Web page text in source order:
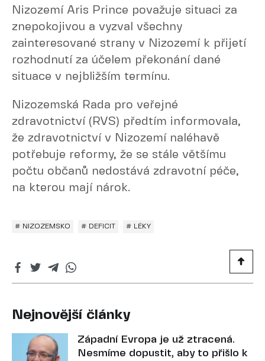
Nizozemí Aris Prince považuje situaci za
znepokojivou a vyzval všechny
zainteresované strany v Nizozemí k přijetí
rozhodnutí za účelem překonání dané
situace v nejbližším termínu.
Nizozemská Rada pro veřejné
zdravotnictví (RVS) předtím informovala,
že zdravotnictví v Nizozemí naléhavě
potřebuje reformy, že se stále většímu
počtu občanů nedostává zdravotní péče,
na kterou mají nárok.
# NIZOZEMSKO # DEFICIT # LÉKY
Nejnovější články
Západní Evropa je už ztracená.
Nesmíme dopustit, aby to přišlo k